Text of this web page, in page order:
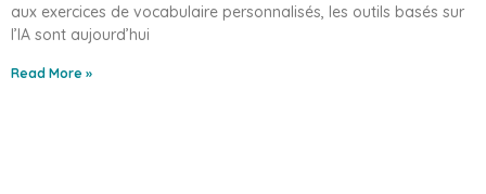
aux exercices de vocabulaire personnalisés, les outils basés sur
l’IA sont aujourd’hui
Read More »